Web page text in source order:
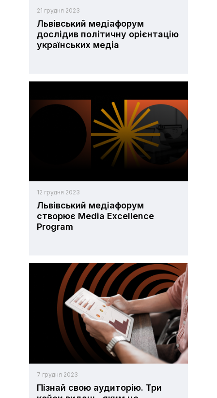
21 грудня 2023
Львівський медіафорум
дослідив політичну орієнтацію
українських медіа
12 грудня 2023
Львівський медіафорум
створює Media Excellence
Program
7 грудня 2023
Пізнай свою аудиторію. Три